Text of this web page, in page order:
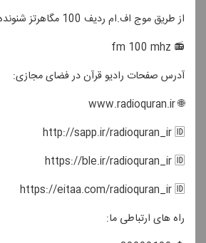
از طریق موج اف.ام ردیف 100 مگاهرتز شنونده ما باشید.
📻 fm 100 mhz
آدرس صفحات رادیو قرآن در فضای مجازی:
🌐 www.radioquran.ir
http://sapp.ir/radioquran_ir 🆔
https://ble.ir/radioquran_ir 🆔
https://eitaa.com/radioquran_ir 🆔
راه های ارتباطی ما: